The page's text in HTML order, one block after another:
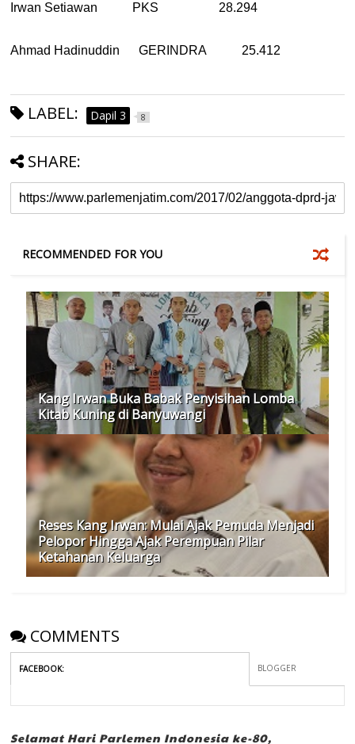
Irwan Setiawan PKS 28.294
Ahmad Hadinuddin GERINDRA 25.412
LABEL: Dapil 3 8
SHARE:
RECOMMENDED FOR YOU
Kang Irwan Buka Babak Penyisihan Lomba
Kitab Kuning di Banyuwangi
Reses Kang Irwan: Mulai Ajak Pemuda Menjadi
Pelopor Hingga Ajak Perempuan Pilar
Ketahanan Keluarga
COMMENTS
FACEBOOK: BLOGGER
Selamat Hari Parlemen Indonesia ke-80,